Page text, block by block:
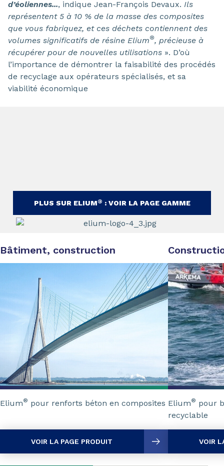
d’éoliennes..., indique Jean-François Devaux. Ils
représentent 5 à 10 % de la masse des composites
que vous fabriquez, et ces déchets contiennent des
volumes significatifs de résine Elium®, précieuse à
récupérer pour de nouvelles utilisations ». D’où
l’importance de démontrer la faisabilité des procédés
de recyclage aux opérateurs spécialisés, et sa
viabilité économique
PLUS SUR ELIUM® : VOIR LA PAGE GAMME
Bâtiment, construction
Elium® pour renforts béton en composites
VOIR LA PAGE PRODUIT
Elium® pour
recyclable
VOIR